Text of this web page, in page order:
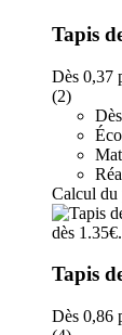
Tapis
Dès 0,37
(2)
Calcul
Tapis
Dès 0,86